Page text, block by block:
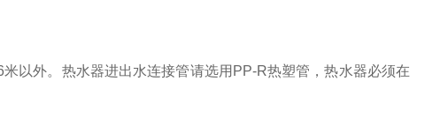
米 以外。热水器进出水连接管请选用 PP-R热塑管，热水器必须在